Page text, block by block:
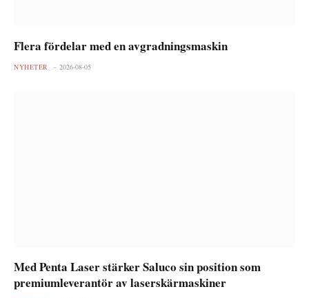
Flera fördelar med en avgradningsmaskin
NYHETER 2026-08-05
Med Penta Laser stärker Saluco sin position som
premiumleverantör av laserskärmaskiner